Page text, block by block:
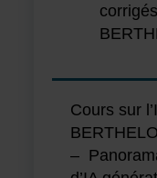
Cours sur
–